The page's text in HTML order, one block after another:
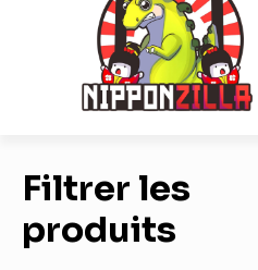
Filtrer les
produits